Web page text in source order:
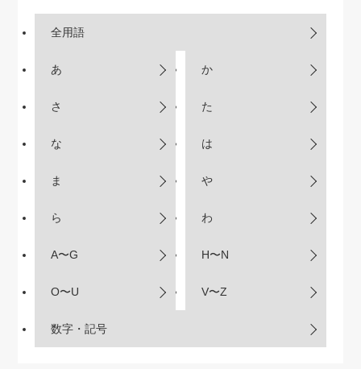
全用語
あ か
さ た
な は
ま や
ら わ
A〜G H〜N
O〜U V〜Z
数字・記号